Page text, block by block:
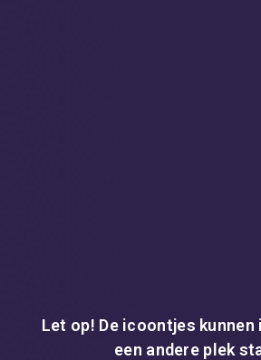
Let op! De icoontjes kunnen
een andere plek